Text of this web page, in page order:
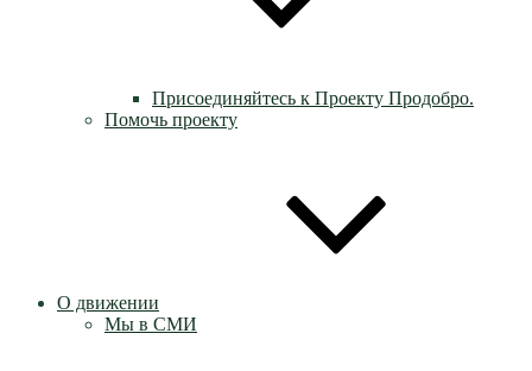
Присоединяйтесь к Проекту Продобро.
Помочь проекту
О движении
Мы в СМИ